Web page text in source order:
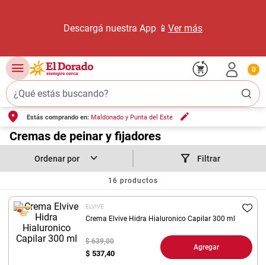
Descargá nuestra App 📱 Ver más
¿Qué estás buscando?
0
Estás comprando en: Maldonado y Punta del Este
Cremas de peinar y fijadores
Filtrar
16 productos
ELVIVE
Crema Elvive Hidra Hialuronico Capilar 300 ml
$ 537,40
$ 639,00
Agregar
TÉRMINOS MÁS BUSCADOS
1
leche
4. queso
5. pollo
. bondiola
. fideos